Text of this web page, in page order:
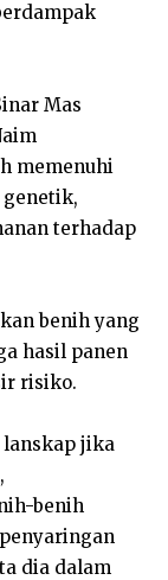
Mas
memenuhi
terhadap
benih yang
hasil panen
risiko.
lanskap jika
benih
dia dalam